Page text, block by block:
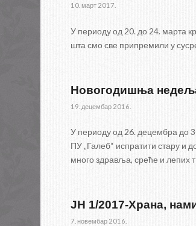
10. март 2017.
У периоду од 20. до 24. марта
шта смо све припремили у
Новогодишња
19. децембар 2016.
У периоду од 26. децембра до
ПУ „Галеб“ испратити стару и
много здравља, среће и лепих
JН 1/2017-Храна,
7. новембар 2016.